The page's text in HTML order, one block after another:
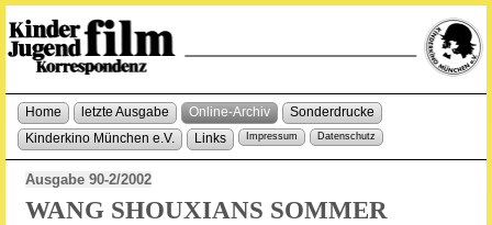
Home letzte Ausgabe Online-Archiv
Sonderdrucke
Kinderkino München e.V.
Links Impressum Datenschutz
Ausgabe 90-2/2002
WANG SHOUXIANS SOMMER